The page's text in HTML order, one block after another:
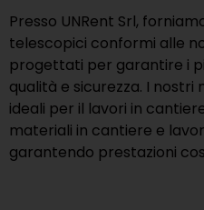
Presso UNRent Srl,
telescopici conformi alle
progettati per garantire i
qualità e sicurezza. I nostri
ideali per il lavori in
materiali in cantiere e
garantendo prestazioni